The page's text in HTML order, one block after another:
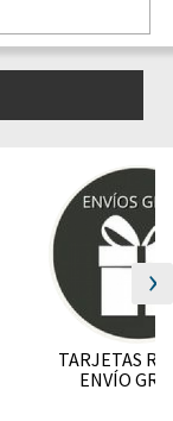
TARJETAS
ENVÍO
›